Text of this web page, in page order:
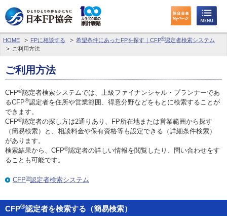
わたしたちのくらしとお金
FPに相談する
FP資格取得を目指す
FP技能検定
個人会員の皆様へ
日本FP協会について
アクセス
HOME FPに相談する 希望条件にあったFPを探す｜CFP®認定者検索システム
ご利用方法
ご利用方法
CFP®認定者検索システムでは、上級ファイナンシャル・プランナーであ
るCFP®認定者を住所や営業範囲、得意分野などをもとに検索することが
できます。
CFP®認定者の探し方は2通りあり、FP所在地または営業範囲から探す
（簡易検索）と、相談料金や保有資格等も設定できる（詳細条件検索）
があります。
検索結果から、CFP®認定者の詳しい情報を閲覧したり、問い合わせをす
ることも可能です。
CFP®認定者検索システム
CFP®認定者を検索する（簡易検索）